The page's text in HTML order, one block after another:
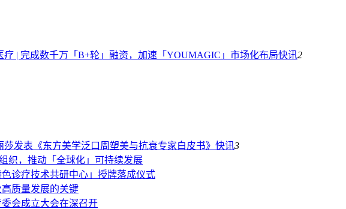
疗 | 完成数千万「B+轮」融资，加速「YOUMAGIC」市场化布局快讯2
莎发表《东方美学泛口周塑美与抗衰专家白皮书》 快讯3
织，推动「全球化」可持续发展
诊疗技术共研中心」授牌落成仪式
质量发展的关键
会成立大会在深召开